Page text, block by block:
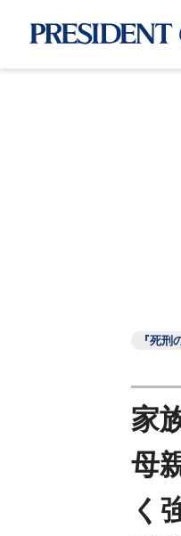
『死刑
家
母
く